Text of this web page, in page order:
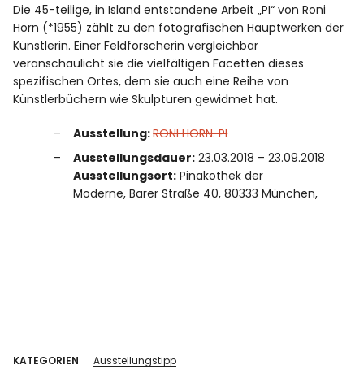
Die 45-teilige, in Island entstandene Arbeit „PI“ von Roni
Horn (*1955) zählt zu den fotografischen Hauptwerken der
Künstlerin. Einer Feldforscherin vergleichbar
veranschaulicht sie die vielfältigen Facetten dieses
spezifischen Ortes, dem sie auch eine Reihe von
Künstlerbüchern wie Skulpturen gewidmet hat.
Ausstellung:RONI HORN. PI
Ausstellungsdauer: 23.03.2018 – 23.09.2018
Ausstellungsort: Pinakothek der
Moderne, Barer Straße 40, 80333 München,
KATEGORIEN Ausstellungstipp